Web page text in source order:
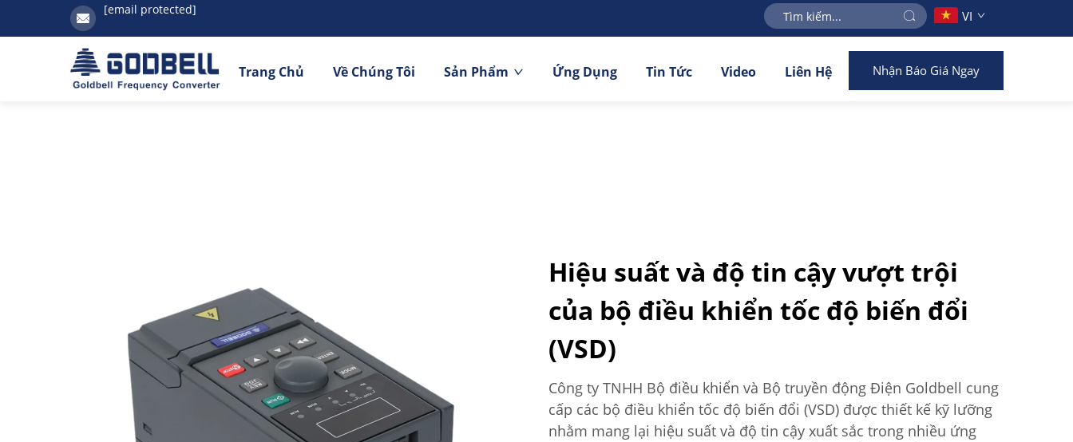
[email protected] VI
Trang Chủ Về Chúng Tôi Sản Phẩm Ứng Dụng Tin Tức Video Liên Hệ Nhận Báo Giá Ngay
Hiệu suất và độ tin cậy vượt trội
của bộ điều khiển tốc độ biến đổi
(VSD)
Công ty TNHH Bộ điều khiển và Bộ truyền động Điện Goldbell cung
cấp các bộ điều khiển tốc độ biến đổi (VSD) được thiết kế kỹ lưỡng
nhằm mang lại hiệu suất và độ tin cậy xuất sắc trong nhiều ứng